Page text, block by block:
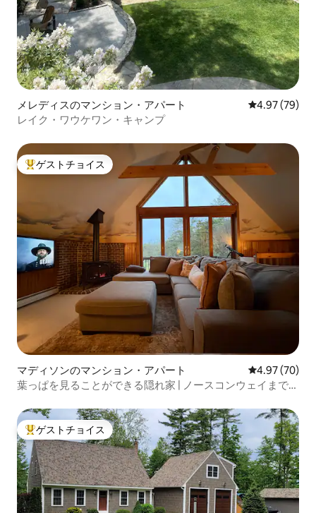
メレディスのマンション・アパート レビュー79
4.97 (79)
レイク・ワウケワン・キャンプ
大好評のゲストチョイスです。
ゲストチョイス
マディソンのマンション・アパート レビュー70
4.97 (70)
葉っぱを見ることができる隠れ家 | ノースコンウェイまで15
大好評のゲストチョイスです。
ゲストチョイス